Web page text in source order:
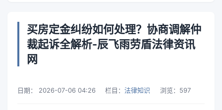
买房定金纠纷如何处理？协商调解仲
裁起诉全解析-辰飞雨劳盾法律资讯
网
日期： 2026-07-06 04:26 栏目： 法律知识 浏览： 597